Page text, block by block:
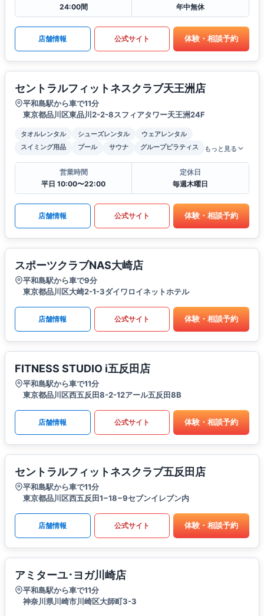
24:00間
年中無休
店舗情報 公式サイト 体験・相談予約
セントラルフィットネスクラブ天王洲店
平和島駅から車で11分
東京都品川区東品川2-2-8スフィアタワー天王洲24F
タオルレンタル シューズレンタル
ウェアレンタル
スイミング用品
プール サウナ グループピラティス もっと見る
営業時間
平日 10:00〜22:00
定休日
毎週木曜日
店舗情報 公式サイト 体験・相談予約
スポーツクラブNAS大崎店
平和島駅から車で9分
東京都品川区大崎2-1-3ダイワロイネットホテル
店舗情報 公式サイト 体験・相談予約
FITNESS STUDIO i五反田店
平和島駅から車で11分
東京都品川区西五反田8-2-12アール五反田8B
店舗情報 公式サイト 体験・相談予約
セントラルフィットネスクラブ五反田店
平和島駅から車で11分
東京都品川区西五反田1−18−9セブンイレブン内
店舗情報 公式サイト 体験・相談予約
アミターユ･ヨガ川崎店
平和島駅から車で11分
神奈川県川崎市川崎区大師町3-3